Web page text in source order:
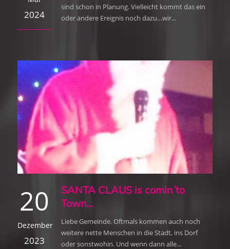
2024
sind schon in Planung. Vielleicht kommt das ein
oder andere Ereignis noch dazu…wir...
20
Dezember
2023
SANTA CLAUS is comin´to
Town…
Liebe Gemeinde. Oftmals kommen auch noch
weitere nette Menschen in die Stadt, ins Dorf
oder sonstwohin. Und wenn dann alle...